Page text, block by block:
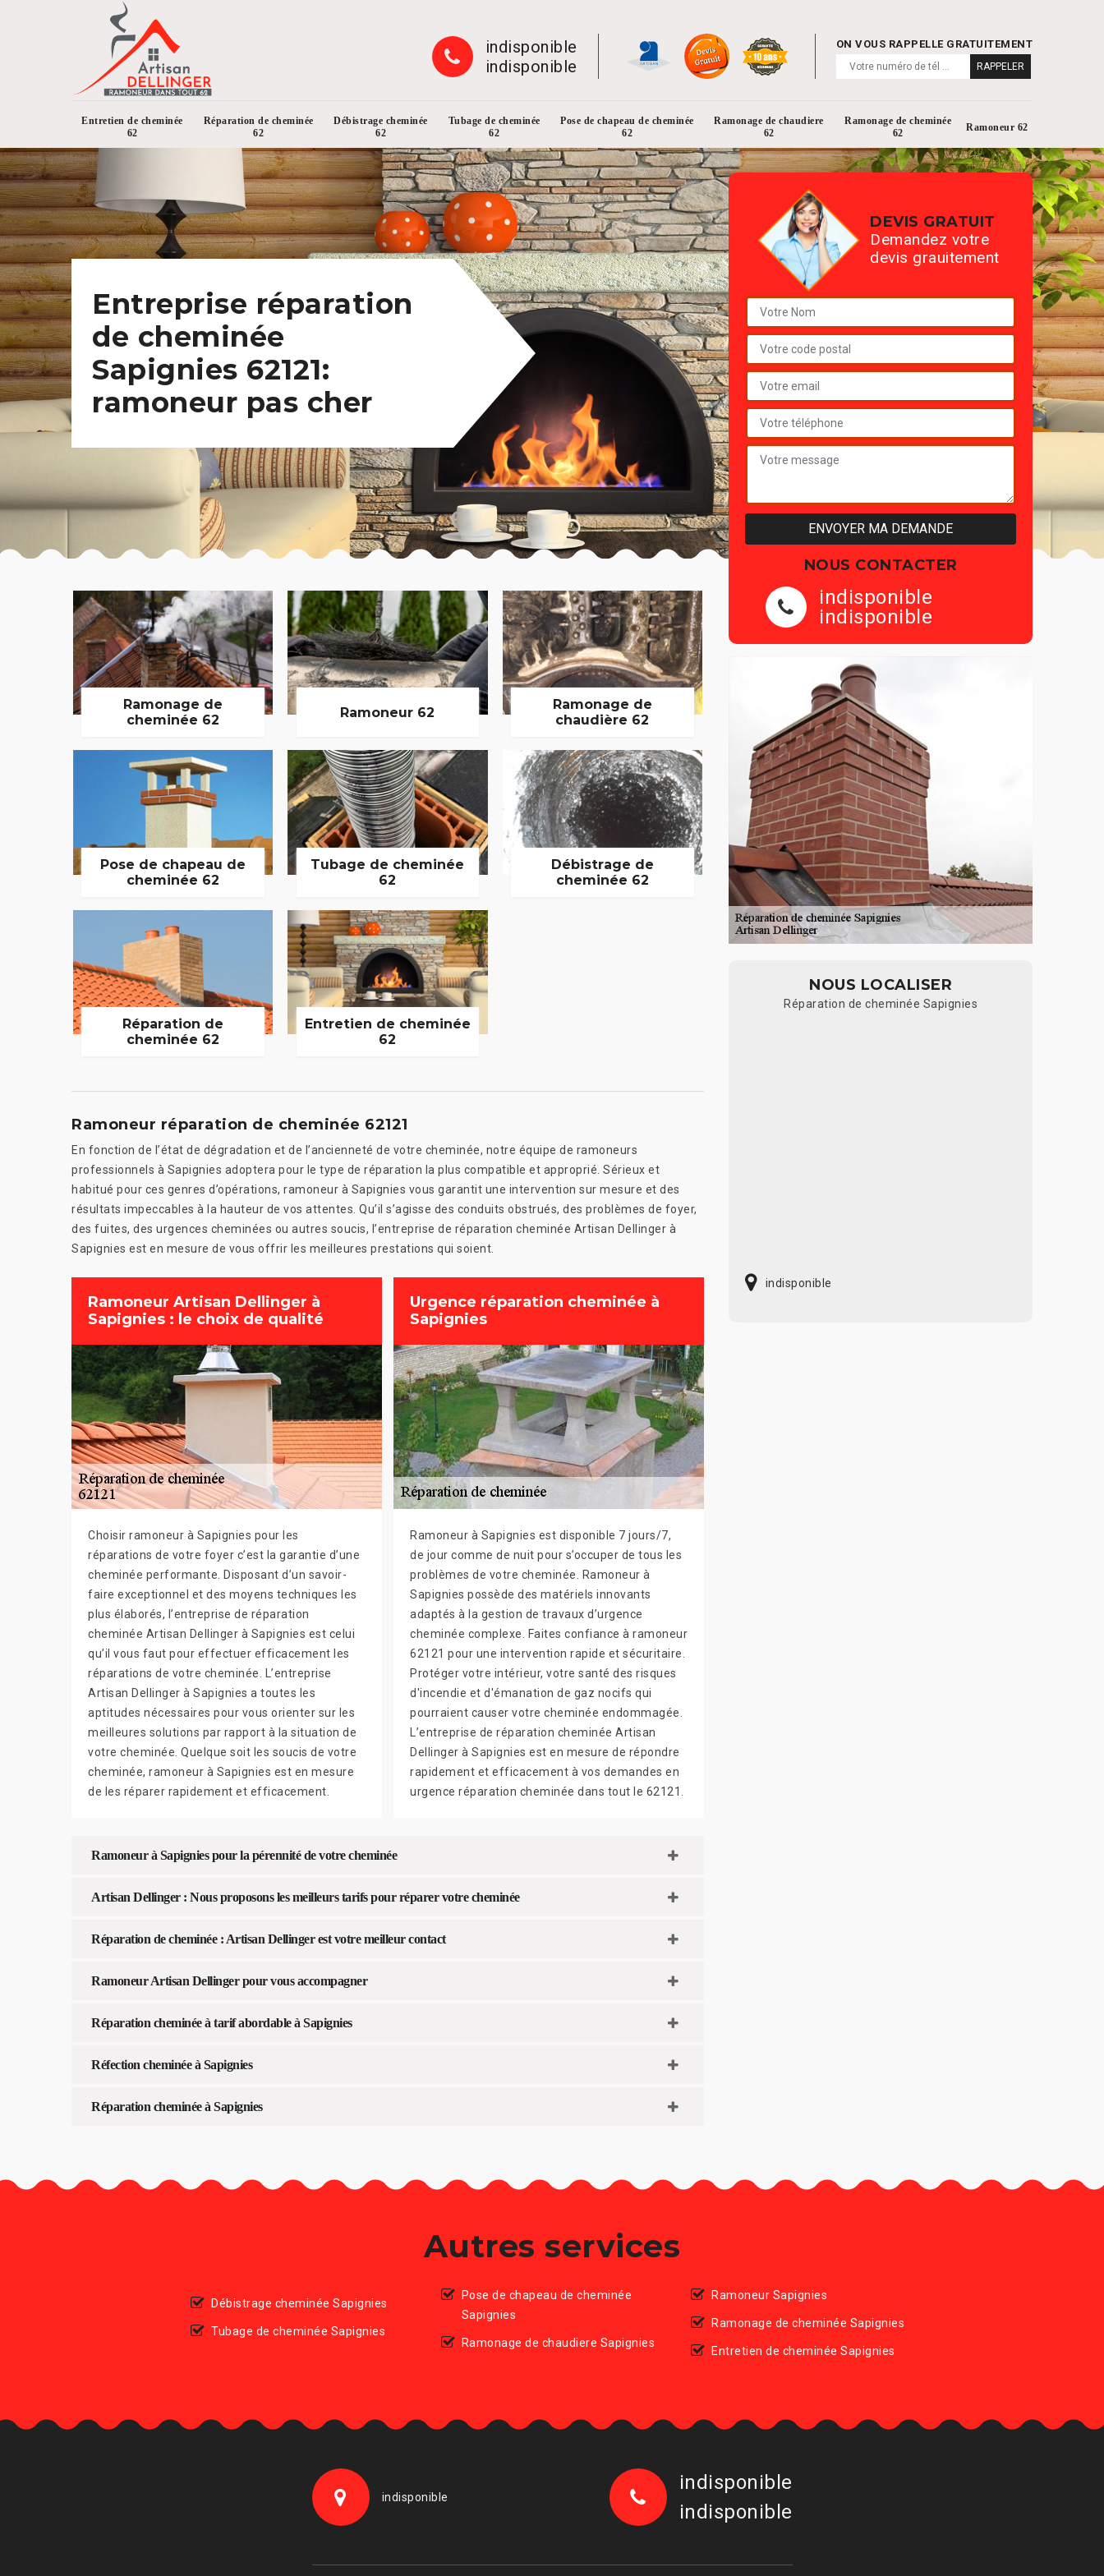
indisponible
indisponible
ON VOUS RAPPELLE GRATUITEMENT
Entretien de cheminée
62
Réparation de cheminée
62
Débistrage cheminée
62
Tubage de cheminée
62
Pose de chapeau de cheminée
62
Ramonage de chaudiere
62
Ramonage de cheminée
62
Ramoneur 62
Entreprise réparation
de cheminée
Sapignies 62121:
ramoneur pas cher
Ramonage de
cheminée 62
Ramoneur 62
Ramonage de
chaudière 62
Pose de chapeau de
cheminée 62
Tubage de cheminée
62
Débistrage de
cheminée 62
Réparation de
cheminée 62
Entretien de cheminée
62
Ramoneur réparation de cheminée 62121
En fonction de l’état de dégradation et de l’ancienneté de votre cheminée, notre équipe de ramoneurs
professionnels à Sapignies adoptera pour le type de réparation la plus compatible et approprié. Sérieux et
habitué pour ces genres d’opérations, ramoneur à Sapignies vous garantit une intervention sur mesure et des
résultats impeccables à la hauteur de vos attentes. Qu’il s’agisse des conduits obstrués, des problèmes de foyer,
des fuites, des urgences cheminées ou autres soucis, l’entreprise de réparation cheminée Artisan Dellinger à
Sapignies est en mesure de vous offrir les meilleures prestations qui soient.
Ramoneur Artisan Dellinger à
Sapignies : le choix de qualité
Choisir ramoneur à Sapignies pour les
réparations de votre foyer c’est la garantie d’une
cheminée performante. Disposant d’un savoir-
faire exceptionnel et des moyens techniques les
plus élaborés, l’entreprise de réparation
cheminée Artisan Dellinger à Sapignies est celui
qu’il vous faut pour effectuer efficacement les
réparations de votre cheminée. L’entreprise
Artisan Dellinger à Sapignies a toutes les
aptitudes nécessaires pour vous orienter sur les
meilleures solutions par rapport à la situation de
votre cheminée. Quelque soit les soucis de votre
cheminée, ramoneur à Sapignies est en mesure
de les réparer rapidement et efficacement.
Urgence réparation cheminée à
Sapignies
Ramoneur à Sapignies est disponible 7 jours/7,
de jour comme de nuit pour s’occuper de tous les
problèmes de votre cheminée. Ramoneur à
Sapignies possède des matériels innovants
adaptés à la gestion de travaux d’urgence
cheminée complexe. Faites confiance à ramoneur
62121 pour une intervention rapide et sécuritaire.
Protéger votre intérieur, votre santé des risques
d'incendie et d'émanation de gaz nocifs qui
pourraient causer votre cheminée endommagée.
L’entreprise de réparation cheminée Artisan
Dellinger à Sapignies est en mesure de répondre
rapidement et efficacement à vos demandes en
urgence réparation cheminée dans tout le 62121.
Ramoneur à Sapignies pour la pérennité de votre cheminée
Artisan Dellinger : Nous proposons les meilleurs tarifs pour réparer votre cheminée
Réparation de cheminée : Artisan Dellinger est votre meilleur contact
Ramoneur Artisan Dellinger pour vous accompagner
Réparation cheminée à tarif abordable à Sapignies
Réfection cheminée à Sapignies
Réparation cheminée à Sapignies
DEVIS GRATUIT
Demandez votre
devis grauitement
NOUS CONTACTER
indisponible
indisponible
NOUS LOCALISER
Réparation de cheminée Sapignies
indisponible
Autres services
Débistrage cheminée Sapignies
Tubage de cheminée Sapignies
Pose de chapeau de cheminée
Sapignies
Ramonage de chaudiere Sapignies
Ramoneur Sapignies
Ramonage de cheminée Sapignies
Entretien de cheminée Sapignies
indisponible
indisponible
indisponible